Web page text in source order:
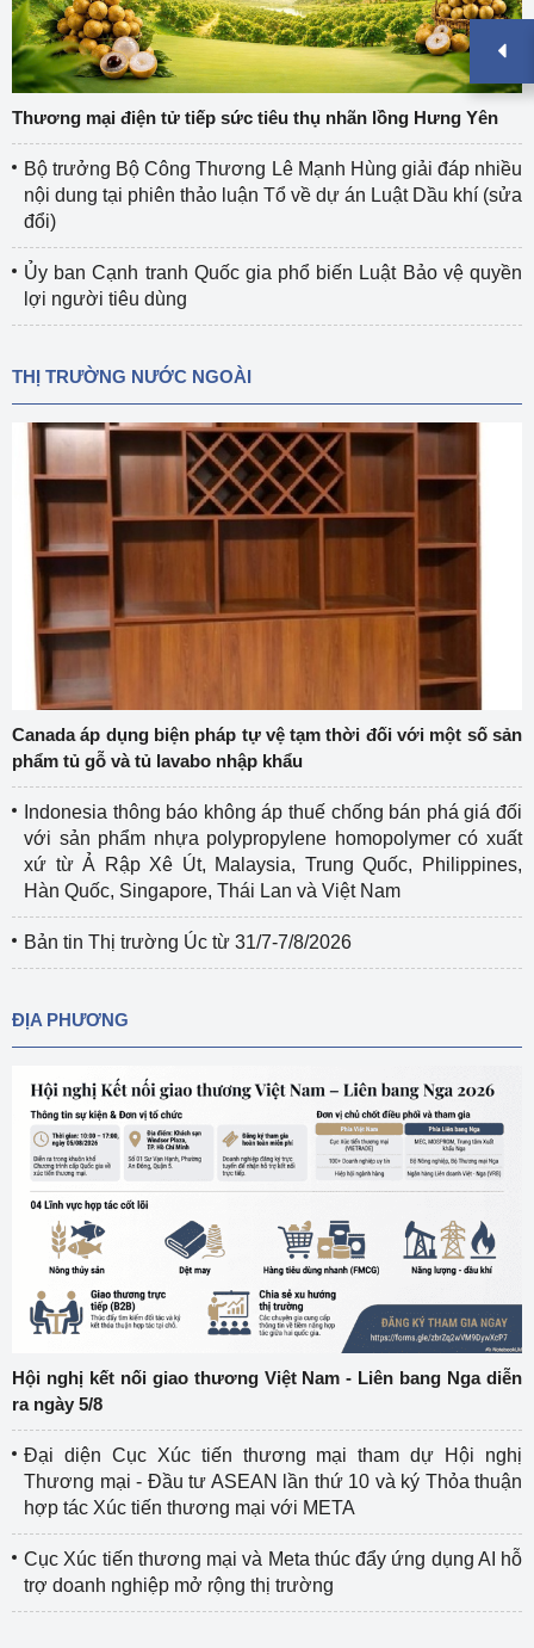
Thương mại điện tử tiếp sức tiêu thụ nhãn lồng Hưng Yên
Bộ trưởng Bộ Công Thương Lê Mạnh Hùng giải đáp nhiều
nội dung tại phiên thảo luận Tổ về dự án Luật Dầu khí (sửa
đổi)
Ủy ban Cạnh tranh Quốc gia phổ biến Luật Bảo vệ quyền
lợi người tiêu dùng
THỊ TRƯỜNG NƯỚC NGOÀI
Canada áp dụng biện pháp tự vệ tạm thời đối với một số sản
phẩm tủ gỗ và tủ lavabo nhập khẩu
Indonesia thông báo không áp thuế chống bán phá giá đối
với sản phẩm nhựa polypropylene homopolymer có xuất
xứ từ Ả Rập Xê Út, Malaysia, Trung Quốc, Philippines,
Hàn Quốc, Singapore, Thái Lan và Việt Nam
Bản tin Thị trường Úc từ 31/7-7/8/2026
ĐỊA PHƯƠNG
Hội nghị kết nối giao thương Việt Nam - Liên bang Nga diễn
ra ngày 5/8
Đại diện Cục Xúc tiến thương mại tham dự Hội nghị
Thương mại - Đầu tư ASEAN lần thứ 10 và ký Thỏa thuận
hợp tác Xúc tiến thương mại với META
Cục Xúc tiến thương mại và Meta thúc đẩy ứng dụng AI hỗ
trợ doanh nghiệp mở rộng thị trường